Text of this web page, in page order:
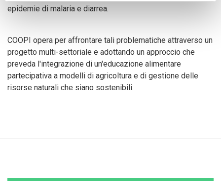
epidemie di malaria e diarrea.
COOPI opera per affrontare tali problematiche attraverso un
progetto multi-settoriale e adottando un approccio che
preveda l'integrazione di un'educazione alimentare
partecipativa a modelli di agricoltura e di gestione delle
risorse naturali che siano sostenibili.